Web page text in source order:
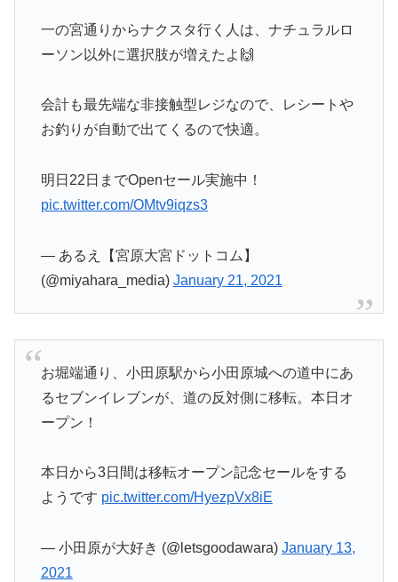
一の宮通りからナクスタ行く人は、ナチュラルロ
ーソン以外に選択肢が増えたよ🙌
会計も最先端な非接触型レジなので、レシートや
お釣りが自動で出てくるので快適。
明日22日までOpenセール実施中！
pic.twitter.com/OMtv9iqzs3
— あるえ【宮原大宮ドットコム】
(@miyahara_media) January 21, 2021
お堀端通り、小田原駅から小田原城への道中にあ
るセブンイレブンが、道の反対側に移転。本日オ
ープン！
本日から3日間は移転オープン記念セールをする
ようです pic.twitter.com/HyezpVx8iE
— 小田原が大好き (@letsgoodawara) January 13,
2021